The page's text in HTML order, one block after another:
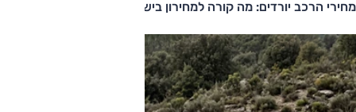
מחירי הרכב יורדים: מה קורה למחירון בישראל?